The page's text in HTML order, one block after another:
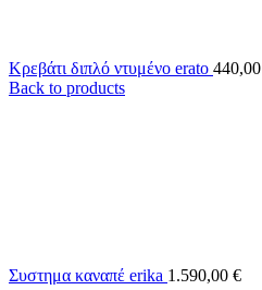
Κρεβάτι διπλό ντυμένο erato 440,00
Back to products
Συστημα καναπέ erika 1.590,00 €